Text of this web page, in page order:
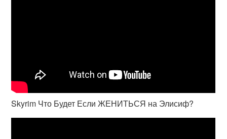
Skyrim Что Будет Если ЖЕНИТЬСЯ на Элисиф?